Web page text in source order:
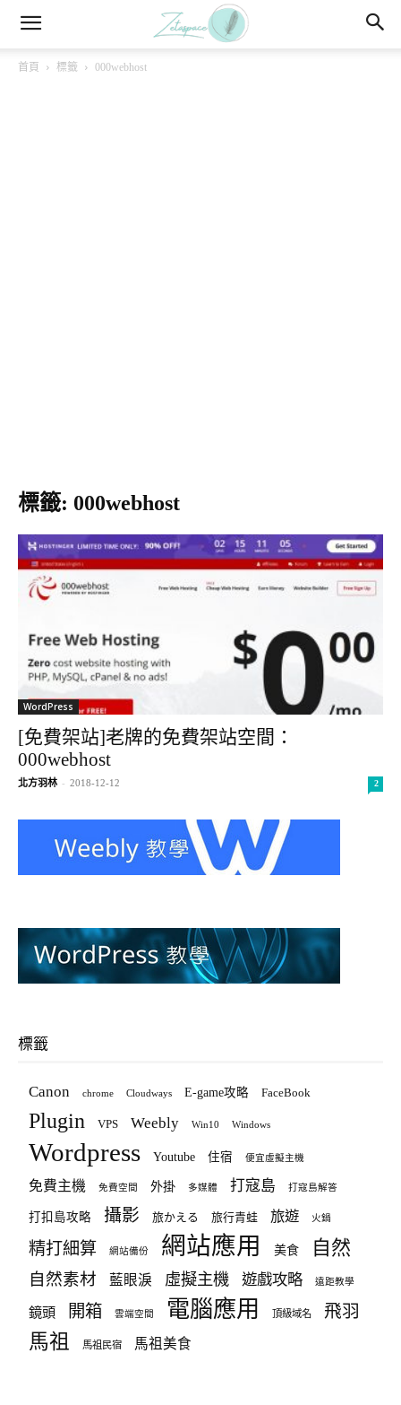
首頁 標籤 000webhost
標籤: 000webhost
WordPress
[免費架站]老牌的免費架站空間：
000webhost
北方羽林 - 2018-12-12 2
標籤
Canon chrome Cloudways E-game攻略 FaceBook
Plugin VPS Weebly Win10 Windows
Wordpress Youtube 住宿 便宜虛擬主機
免費主機 免費空間 外掛 多媒體 打寇島 打寇島解答
打扣島攻略 攝影 旅かえる 旅行青蛙 旅遊 火鍋
精打細算 網站備份 網站應用 美食 自然
自然素材 藍眼淚 虛擬主機 遊戲攻略 遠距教學
鏡頭 開箱 雲端空間 電腦應用 頂級域名 飛羽
馬祖 馬祖民宿 馬祖美食